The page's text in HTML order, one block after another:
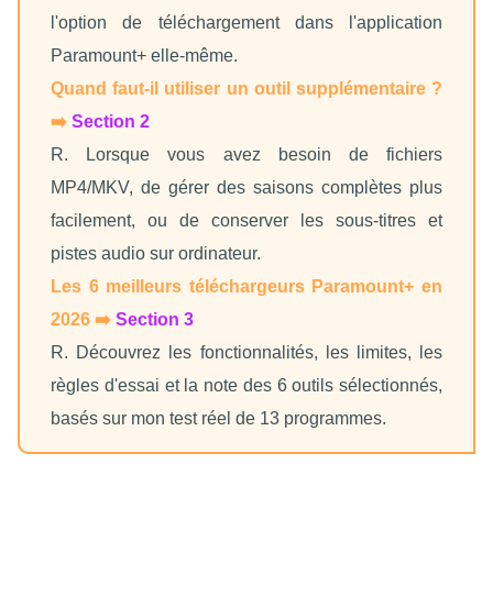
l'option de téléchargement dans l'application
Paramount+ elle-même.
Quand faut-il utiliser un outil supplémentaire ?
➡️ Section 2
R. Lorsque vous avez besoin de fichiers
MP4/MKV, de gérer des saisons complètes plus
facilement, ou de conserver les sous-titres et
pistes audio sur ordinateur.
Les 6 meilleurs téléchargeurs Paramount+ en
2026 ➡️ Section 3
R. Découvrez les fonctionnalités, les limites, les
règles d'essai et la note des 6 outils sélectionnés,
basés sur mon test réel de 13 programmes.